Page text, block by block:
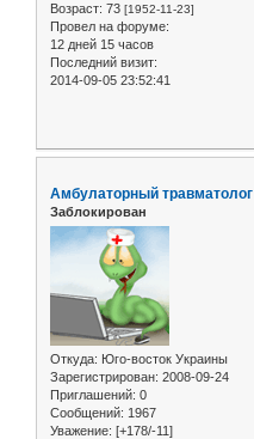
Возраст: 73 [1952-11-23]
Провел на форуме:
12 дней 15 часов
Последний визит:
2014-09-05 23:52:41
Амбулаторный травматолог
Заблокирован
Откуда: Юго-восток Украины
Зарегистрирован: 2008-09-24
Приглашений: 0
Сообщений: 1967
Уважение: [+178/-11]